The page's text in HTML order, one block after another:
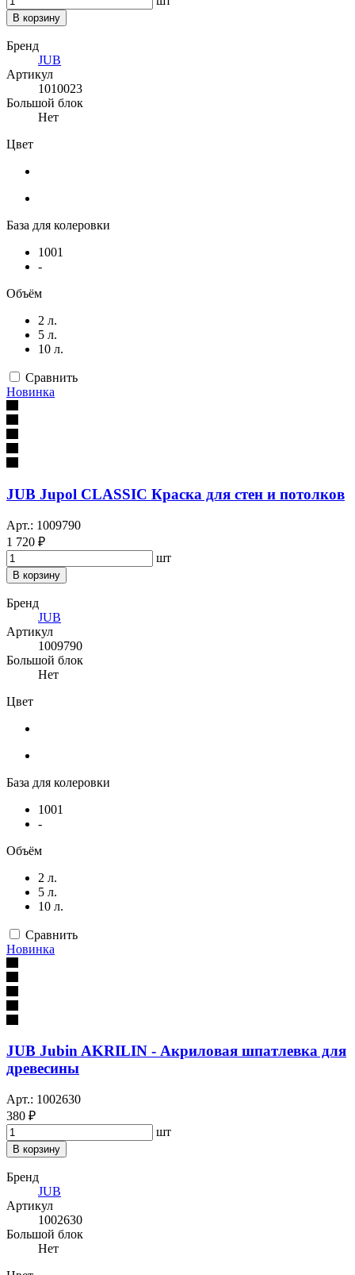
В корзину
Бренд
JUB
Артикул
1010023
Большой блок
Нет
Цвет
База для колеровки
1001
-
Объём
2 л.
5 л.
10 л.
Сравнить
Новинка
JUB Jupol CLASSIC Краска для стен и потолков
Арт.: 1009790
1 720 ₽
шт
В корзину
Бренд
JUB
Артикул
1009790
Большой блок
Нет
Цвет
База для колеровки
1001
-
Объём
2 л.
5 л.
10 л.
Сравнить
Новинка
JUB Jubin AKRILIN - Акриловая шпатлевка для
древесины
Арт.: 1002630
380 ₽
шт
В корзину
Бренд
JUB
Артикул
1002630
Большой блок
Нет